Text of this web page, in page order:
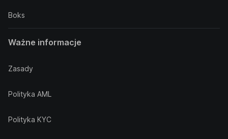
Boks
Ważne informacje
Zasady
Polityka AML
Polityka KYC